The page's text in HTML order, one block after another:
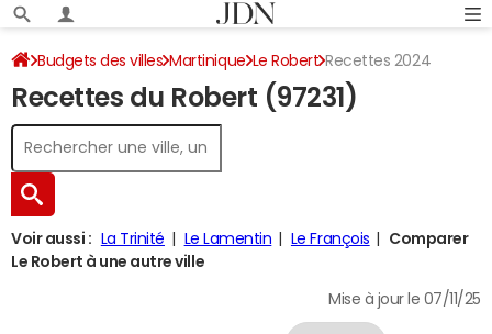
Budgets des villes Martinique Le Robert Recettes 2024
Recettes du Robert (97231)
Voir aussi : La Trinité Le Lamentin Le François
Comparer
Le Robert à une autre ville
Mise à jour le 07/11/25